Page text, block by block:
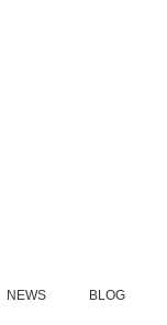
NEWS BLOG